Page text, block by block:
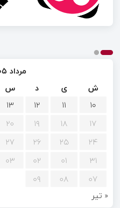
مرداد ۱۴۰۵
ش
ی د س
۱۰
۱۱ ۱۲ ۱۳
۱۷
۱۸ ۱۹ ۲۰
۲۴
۲۵ ۲۶ ۲۷
۳۱
۰۱ ۰۲ ۰۳
۰۷
۰۸
۰۹
« تیر